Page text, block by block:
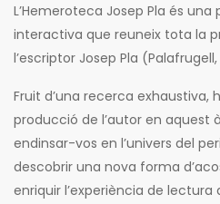
L’Hemeroteca Josep Pla és
interactiva que reuneix tota la
l’escriptor Josep Pla (Palafrugell,
Fruit d’una recerca exhaustiva,
producció de l’autor en aquest
endinsar-vos en l’univers del
descobrir una nova forma
enriquir l’experiència de lectura